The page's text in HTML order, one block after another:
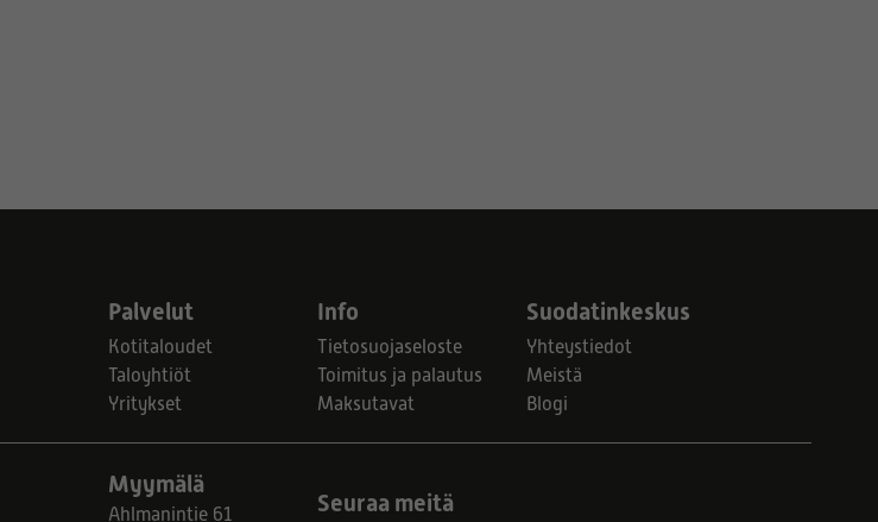
Palvelut
Kotitaloudet
Taloyhtiöt
Yritykset
Info
Tietosuojaseloste
Toimitus ja palautus
Maksutavat
Suodatinkeskus
Yhteystiedot
Meistä
Blogi
Myymälä
Ahlmanintie 61 Seuraa meitä